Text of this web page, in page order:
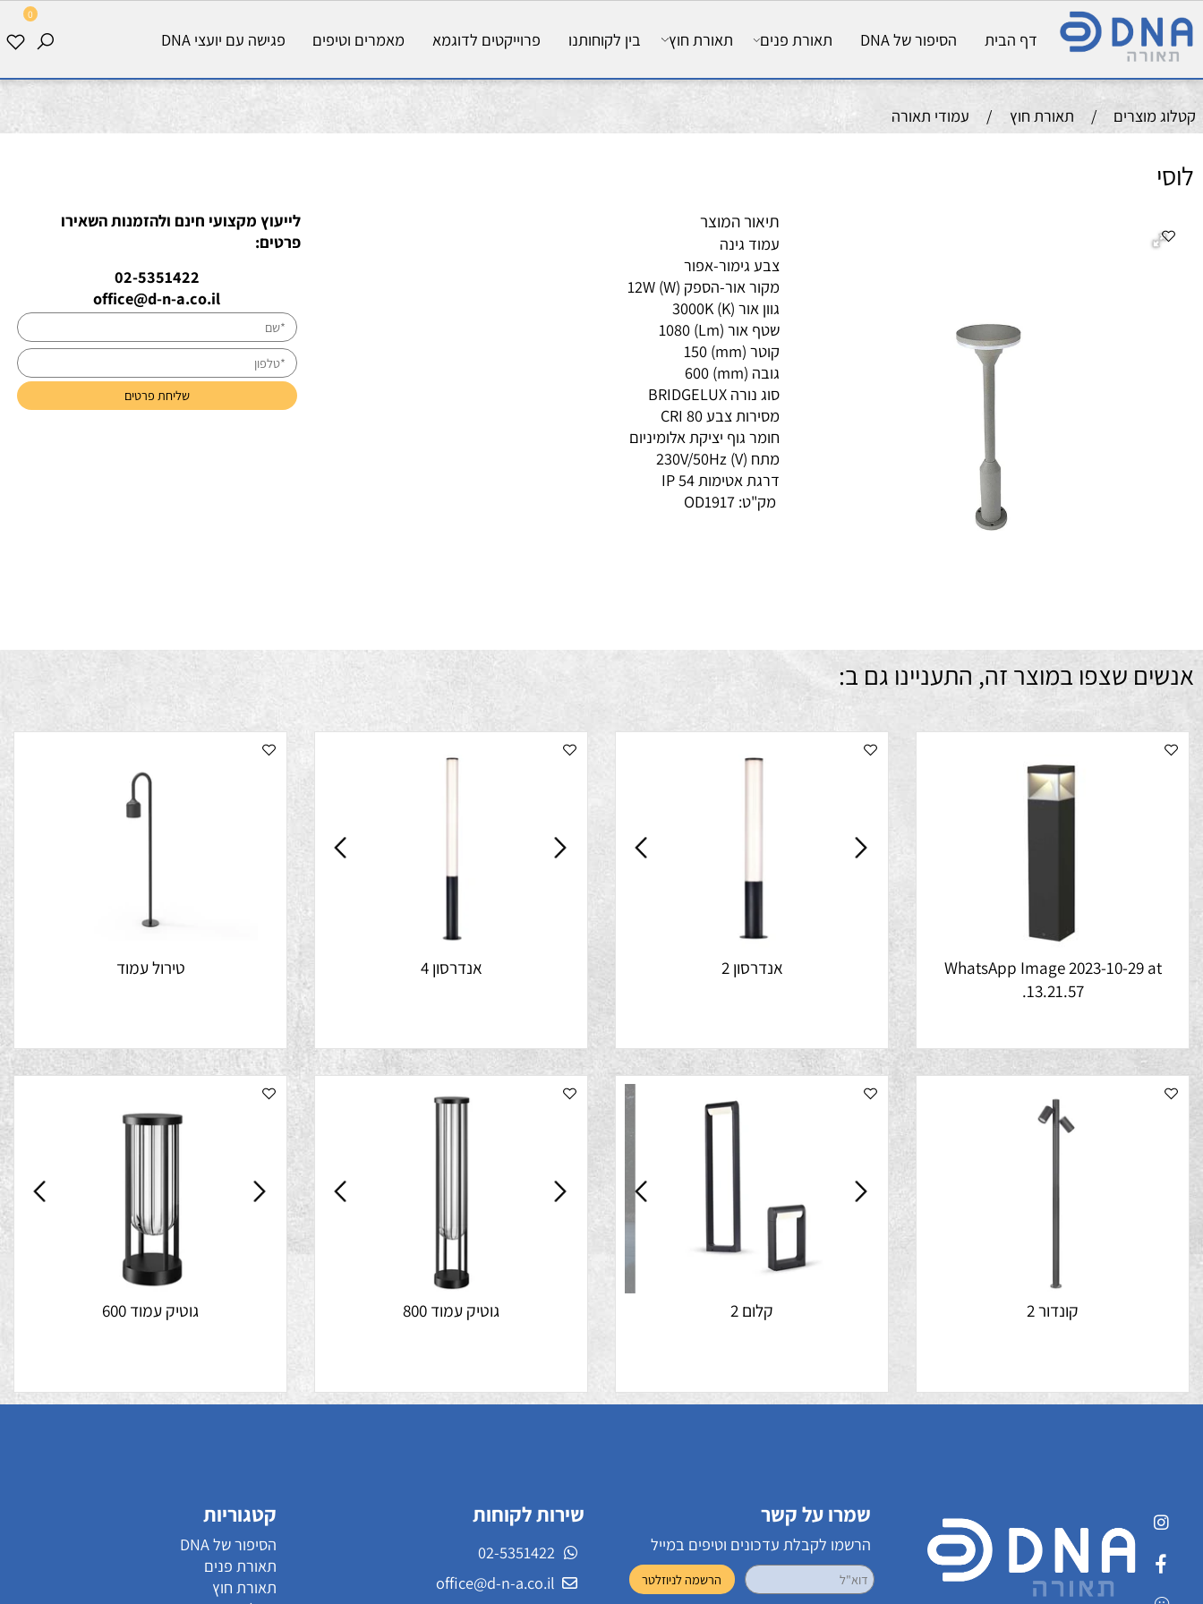
0
דף הבית הסיפור של DNA תאורת פנים תאורת חוץ בין לקוחותנו פרוייקטים לדוגמא מאמרים וטיפים פגישה עם יועצי DNA
/ תאורת חוץ / עמודי תאורה
תיאור המוצר
עמוד גינה
צבע גימור-אפור
מקור אור-הספק (W) 12W
גוון אור (K) 3000K
שטף אור (Lm) 1080
קוטר (mm) 150
גובה (mm) 600
סוג נורה BRIDGELUX
מסירות צבע CRI 80
חומר גוף יציקת אלומיניום
מתח (V) 230V/50Hz
דרגת אטימות IP 54
לייעוץ מקצועי חינם ולהזמנות השאירו
פרטים:
02-5351422
office@d-n-a.co.il
שצפו במוצר זה, התעניינו גם ב:
שמרו על קשר שירות לקוחות קטגוריות